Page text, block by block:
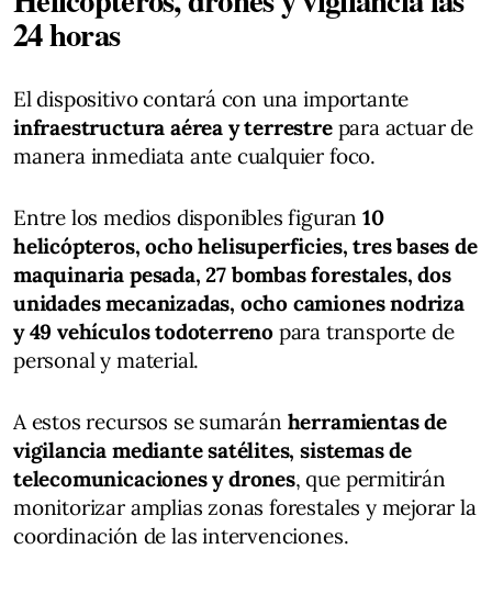
24 horas
El dispositivo contará con una importante
infraestructura aérea y terrestre para actuar de
manera inmediata ante cualquier foco.
Entre los medios disponibles figuran 10
helicópteros, ocho helisuperficies, tres bases de
maquinaria pesada, 27 bombas forestales, dos
unidades mecanizadas, ocho camiones nodriza
y 49 vehículos todoterreno para transporte de
personal y material.
A estos recursos se sumarán herramientas de
vigilancia mediante satélites, sistemas de
telecomunicaciones y drones, que permitirán
monitorizar amplias zonas forestales y mejorar la
coordinación de las intervenciones.